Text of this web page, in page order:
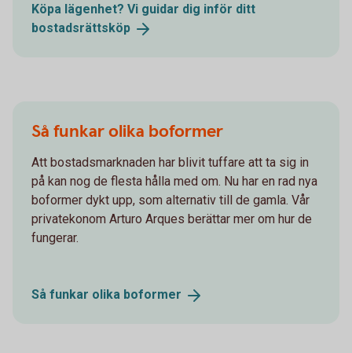
Köpa lägenhet? Vi guidar dig inför ditt
bostadsrättsköp
Så funkar olika boformer
Att bostadsmarknaden har blivit tuffare att ta sig in
på kan nog de flesta hålla med om. Nu har en rad nya
boformer dykt upp, som alternativ till de gamla. Vår
privatekonom Arturo Arques berättar mer om hur de
fungerar.
Så funkar olika boformer